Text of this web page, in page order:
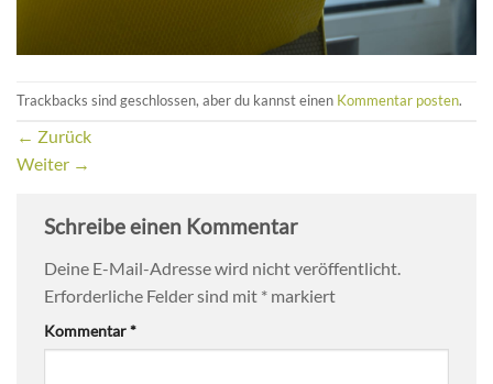
Trackbacks sind geschlossen, aber du kannst einen Kommentar posten.
← Zurück
Weiter →
Schreibe einen Kommentar
Deine E-Mail-Adresse wird nicht veröffentlicht.
Erforderliche Felder sind mit * markiert
Kommentar*